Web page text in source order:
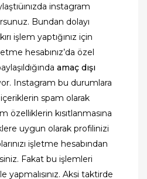
instagram
Bundan dolayı
işlem yaptığınız için
hesabınız’da özel
amaç dışı
Instagram bu durumlara
spam olarak
özelliklerin kısıtlanmasına
uygun olarak profilinizi
işletme hesabından
Fakat bu işlemleri
yapmalısınız. Aksi taktirde